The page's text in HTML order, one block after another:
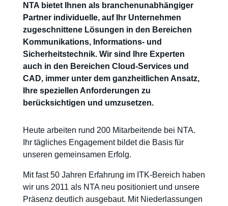
NTA bietet Ihnen als branchenunabhängiger
Partner individuelle, auf Ihr Unternehmen
zugeschnittene Lösungen in den Bereichen
Kommunikations, Informations- und
Sicherheitstechnik. Wir sind Ihre Experten
auch in den Bereichen Cloud-Services und
CAD, immer unter dem ganzheitlichen Ansatz,
Ihre speziellen Anforderungen zu
berücksichtigen und umzusetzen.
Heute arbeiten rund 200 Mitarbeitende bei NTA.
Ihr tägliches Engagement bildet die Basis für
unseren gemeinsamen Erfolg.
Mit fast 50 Jahren Erfahrung im ITK-Bereich haben
wir uns 2011 als NTA neu positioniert und unsere
Präsenz deutlich ausgebaut. Mit Niederlassungen